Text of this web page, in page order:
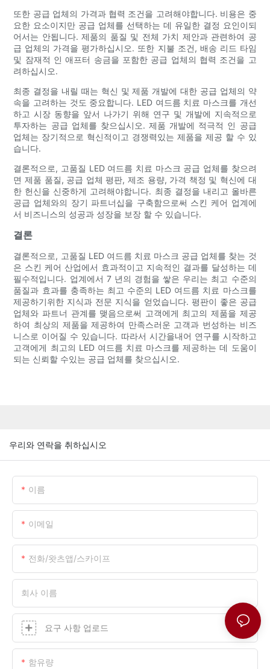
또한 공급 업체의 가격과 협력 조건을 고려해야합니다. 비용은 중
요한 요소이지만 공급 업체를 선택하는 데 유일한 결정 요인이되
어서는 안됩니다. 제품의 품질 및 전체 가치 제안과 관련하여 공
급 업체의 가격을 평가하십시오. 또한 지불 조건, 배송 리드 타임
및 잠재적 인 애프터 송금을 포함한 공급 업체의 협력 조건을 고
려하십시오.
최종 결정을 내릴 때는 혁신 및 제품 개발에 대한 공급 업체의 약
속을 고려하는 것도 중요합니다. LED 여드름 치료 마스크를 개선
하고 시장 동향을 앞서 나가기 위해 연구 및 개발에 지속적으로
투자하는 공급 업체를 찾으십시오. 제품 개발에 적극적 인 공급
업체는 장기적으로 혁신적이고 경쟁력있는 제품을 제공 할 수 있
습니다.
결론적으로, 고품질 LED 여드름 치료 마스크 공급 업체를 찾으려
면 제품 품질, 공급 업체 평판, 제조 용량, 가격 책정 및 혁신에 대
한 헌신을 신중하게 고려해야합니다. 최종 결정을 내리고 올바른
공급 업체와의 장기 파트너십을 구축함으로써 스킨 케어 업계에
서 비즈니스의 성공과 성장을 보장 할 수 있습니다.
결론
결론적으로, 고품질 LED 여드름 치료 마스크 공급 업체를 찾는 것
은 스킨 케어 산업에서 효과적이고 지속적인 결과를 달성하는 데
필수적입니다. 업계에서 7 년의 경험을 쌓은 우리는 최고 수준의
품질과 효과를 충족하는 최고 수준의 LED 여드름 치료 마스크를
제공하기위한 지식과 전문 지식을 얻었습니다. 평판이 좋은 공급
업체와 파트너 관계를 맺음으로써 고객에게 최고의 제품을 제공
하여 최상의 제품을 제공하여 만족스러운 고객과 번성하는 비즈
니스로 이어질 수 있습니다. 따라서 시간을내어 연구를 시작하고
고객에게 최고의 LED 여드름 치료 마스크를 제공하는 데 도움이
되는 신뢰할 수있는 공급 업체를 찾으십시오.
우리와 연락을 취하십시오
이름
이메일
전화/왓츠앱/스카이프
회사 이름
요구 사항 업로드
함유량